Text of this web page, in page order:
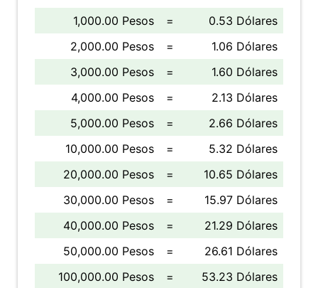
1,000.00 Pesos =
0.53 Dólares
2,000.00 Pesos
=
1.06 Dólares
3,000.00 Pesos
=
1.60 Dólares
4,000.00 Pesos
=
2.13 Dólares
5,000.00 Pesos
=
2.66 Dólares
10,000.00 Pesos
=
5.32 Dólares
20,000.00 Pesos
=
10.65 Dólares
30,000.00 Pesos
=
15.97 Dólares
40,000.00 Pesos
=
21.29 Dólares
50,000.00 Pesos
=
26.61 Dólares
100,000.00 Pesos
= 53.23 Dólares